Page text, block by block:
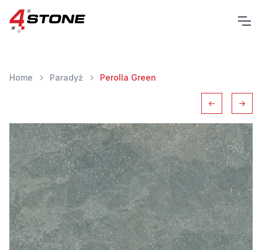
Home Paradyż Perolla Green